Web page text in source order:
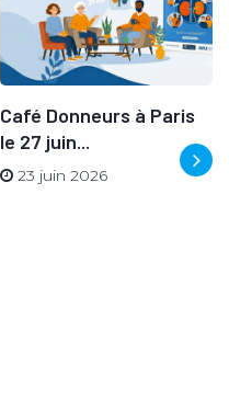
Café Donneurs à Paris
le 27 juin...
23 juin 2026